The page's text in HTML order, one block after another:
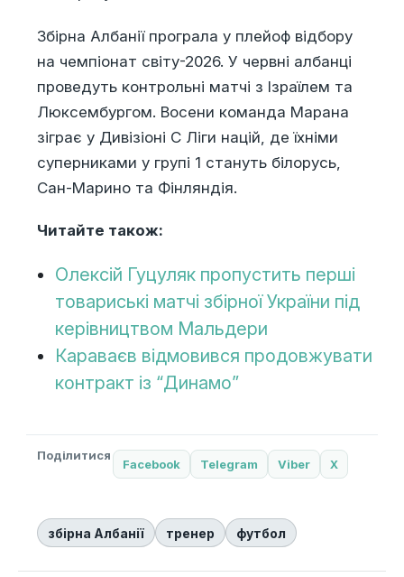
Збірна Албанії програла у плейоф відбору
на чемпіонат світу-2026. У червні албанці
проведуть контрольні матчі з Ізраїлем та
Люксембургом. Восени команда Марана
зіграє у Дивізіоні C Ліги націй, де їхніми
суперниками у групі 1 стануть білорусь,
Сан-Марино та Фінляндія.
Читайте також:
Олексій Гуцуляк пропустить перші
товариські матчі збірної України під
керівництвом Мальдери
Караваєв відмовився продовжувати
контракт із “Динамо”
Поділитися
Facebook Telegram Viber X
збірна Албанії тренер футбол